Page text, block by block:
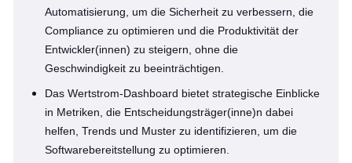
Automatisierung, um die Sicherheit zu verbessern, die
Compliance zu optimieren und die Produktivität der
Entwickler(innen) zu steigern, ohne die
Geschwindigkeit zu beeinträchtigen.
Das Wertstrom-Dashboard bietet strategische Einblicke
in Metriken, die Entscheidungsträger(inne)n dabei
helfen, Trends und Muster zu identifizieren, um die
Softwarebereitstellung zu optimieren.